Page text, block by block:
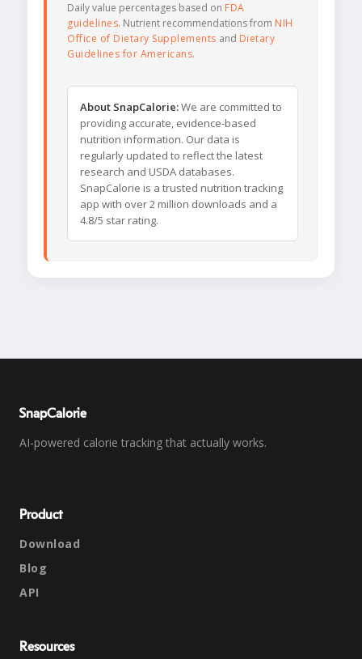
Daily value percentages based on FDA
guidelines. Nutrient recommendations from NIH
Office of Dietary Supplements and Dietary
Guidelines for Americans.
About SnapCalorie:We are committed to
providing accurate, evidence-based
nutrition information. Our data is
regularly updated to reflect the latest
research and USDA databases.
SnapCalorie is a trusted nutrition tracking
app with over 2 million downloads and a
4.8/5 star rating.
SnapCalorie
AI-powered calorie tracking that actually works.
Product
Download
Blog
API
Resources